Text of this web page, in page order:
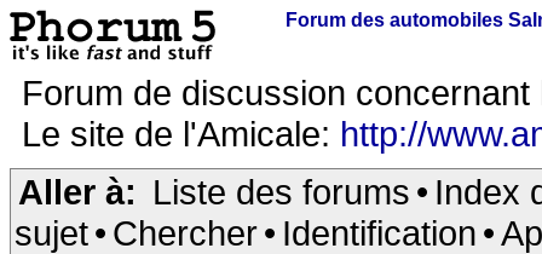
Forum des automobiles
Forum de discussion
Le site de l'Amicale: http://
Aller à: Liste des forums • Index
sujet• Chercher• Identification •